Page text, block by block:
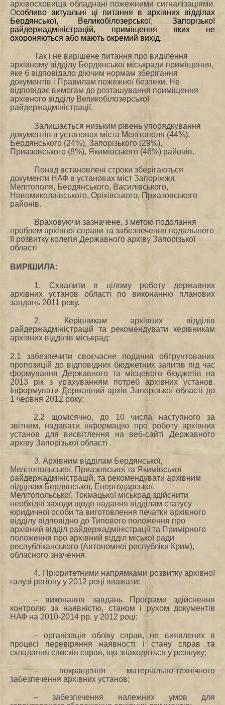
архівосховища обладнані пожежними сигналізаціями.
Особливо актуальні ці питання в архівних відділах
Бердянської, Великобілозерської, Запорізької
райдержадміністрацій, приміщення яких не
охороняються або мають окремий вихід.
Так і не вирішене питання про виділення
архівному відділу Бердянської міськради приміщення,
яке б відповідало діючим нормам зберігання
документів і Правилам пожежної безпеки. Не
відповідає вимогам до розташування приміщення
архівного відділу Великобілозерської
райдержадміністрації.
Залишається низьким рівень упорядкування
документів в установах міста Мелітополя (44%),
Бердянського (24%), Запорізького (29%),
Приазовського (8%), Якимівського (46%) районів.
Понад встановлені строки зберігаються
документи НАФ в установах міст Запоріжжя,
Мелітополя, Бердянського, Василівського,
Новомиколаївського, Оріхівського, Приазовського
районів.
Враховуючи зазначене, з метою подолання
проблем архівної справи та забезпечення подальшого
її розвитку колегія Державного архіву Запорізької
області
ВИРІШИЛА:
1. Схвалити в цілому роботу державних
архівних установ області по виконанню планових
завдань 2011 року.
2. Керівникам архівних відділів
райдержадміністрацій та рекомендувати керівникам
архівних відділів міськрад:
2.1 забезпечити своєчасне подання обґрунтованих
пропозицій до відповідних бюджетних запитів під час
формування Державного та місцевого бюджетів на
2013 рік з урахуванням потреб архівних установ.
Інформувати Державний архів Запорізької області до
1 червня 2012 року;
2.2 щомісячно, до 10 числа наступного за
звітним, надавати інформацію про роботу архівних
установ для висвітлення на веб-сайті Державного
архіву Запорізької області .
3. Архівним відділам Бердянської,
Мелітопольської, Приазовської та Якимівської
райдержадміністрацій, та рекомендувати архівним
відділам Бердянської, Енергодарської,
Мелітопольської, Токмацької міськрад здійснити
необхідні заходи щодо надання відділам статусу
юридичної особи та виготовлення печатки архівного
відділу відповідно до Типового положення про
архівний відділ райдержадміністрації та Примірного
положення про архівний відділ міської ради
республіканського (Автономної республіки Крим),
обласного значення.
4. Пріоритетними напрямками розвитку архівної
галузі регіону у 2012 році вважати:
– виконання завдань Програми здійснення
контролю за наявністю, станом і рухом документів
НАФ на 2010-2014 рр. у 2012 році;
– організація обліку справ, не виявлених в
процесі перевіряння наявності і стану справ та
складання списків справ, що знаходяться у розшуку;
– покращення матеріально-технічного
забезпечення архівних установ;
– забезпечення належних умов для